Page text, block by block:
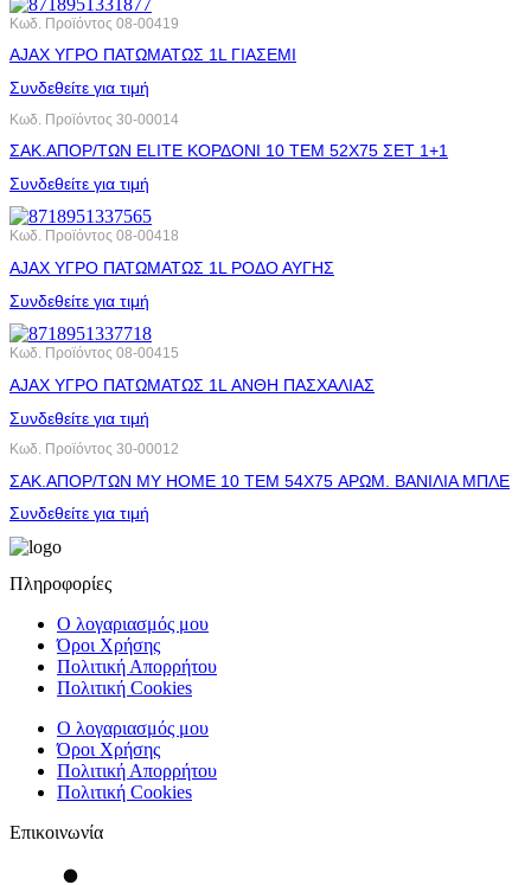
Κωδ. Προϊόντος 08-00419
AJAX ΥΓΡΟ ΠΑΤΩΜΑΤΩΣ 1L ΓΙΑΣΕΜΙ
Συνδεθείτε για τιμή
Κωδ. Προϊόντος 30-00014
ΣΑΚ.ΑΠΟΡ/ΤΩΝ ELITE ΚΟΡΔΟΝΙ 10 ΤΕΜ 52X75 ΣΕΤ 1+1
Συνδεθείτε για τιμή
Κωδ. Προϊόντος 08-00418
AJAX ΥΓΡΟ ΠΑΤΩΜΑΤΩΣ 1L ΡΟΔΟ ΑΥΓΗΣ
Συνδεθείτε για τιμή
Κωδ. Προϊόντος 08-00415
AJAX ΥΓΡΟ ΠΑΤΩΜΑΤΩΣ 1L ΑΝΘΗ ΠΑΣΧΑΛΙΑΣ
Συνδεθείτε για τιμή
Κωδ. Προϊόντος 30-00012
ΣΑΚ.ΑΠΟΡ/ΤΩΝ MY HOME 10 ΤΕΜ 54X75 ΑΡΩΜ. ΒΑΝΙΛΙΑ ΜΠΛΕ
Συνδεθείτε για τιμή
Πληροφορίες
Ο λογαριασμός μου
Όροι Χρήσης
Πολιτική Απορρήτου
Πολιτική Cookies
Ο λογαριασμός μου
Όροι Χρήσης
Πολιτική Απορρήτου
Πολιτική Cookies
Επικοινωνία